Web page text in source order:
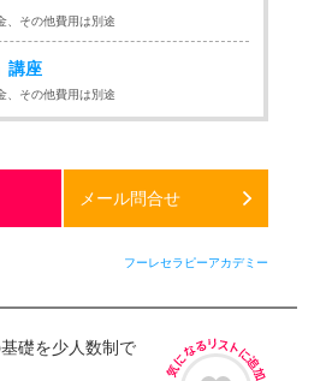
、その他費用は別途
講座
、その他費用は別途
メール問合せ
フーレセラピーアカデミー
礎を少人数制で